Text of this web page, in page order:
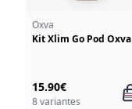
Oxva
Kit Xlim Go Pod Oxva
15.90€
8 variantes